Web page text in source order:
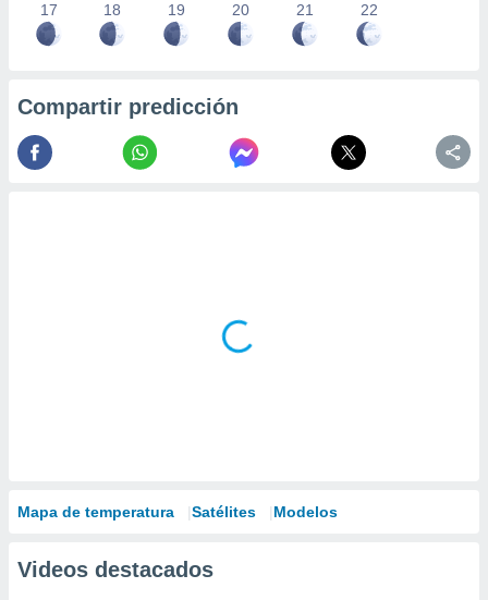
17 18 19 20 21 22
Compartir predicción
Mapa de temperatura Satélites Modelos
Videos destacados